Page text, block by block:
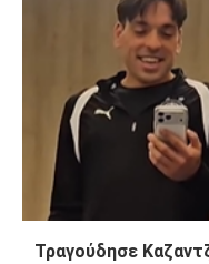
Τραγούδησε